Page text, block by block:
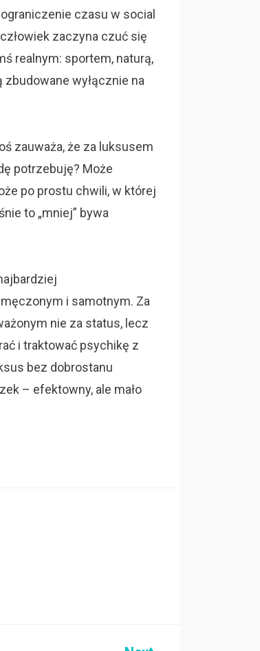
czasu w social
zaczyna czuć się
realnym: sportem, naturą,
wyłącznie na
zauważa, że za luksusem
potrzebuję? Może
po prostu chwili, w której
to „mniej” bywa
i samotnym. Za
nie za status, lecz
i traktować psychikę z
bez dobrostanu
– efektowny, ale mało